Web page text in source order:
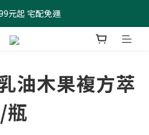
元起 宅配免運
元起 宅配免運
元購物金現領現折
油木果複方萃
瓶